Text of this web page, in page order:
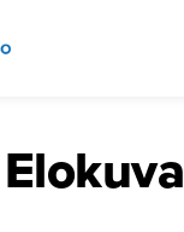
Elokuva